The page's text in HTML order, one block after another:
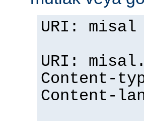
URI: misal
URI:
Content-
Content-